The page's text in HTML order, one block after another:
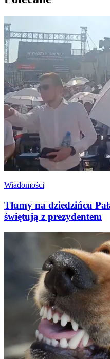
Wiadomości
Tłumy na dziedzińcu
świętują z prezydentem